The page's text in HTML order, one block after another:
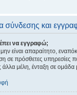
σύνδεσης και
να εγγραφώ;
είναι απαραίτητο,
σε πρόσθετες υπηρεσίες
άλλα μέλη, ένταξη σε ομάδα